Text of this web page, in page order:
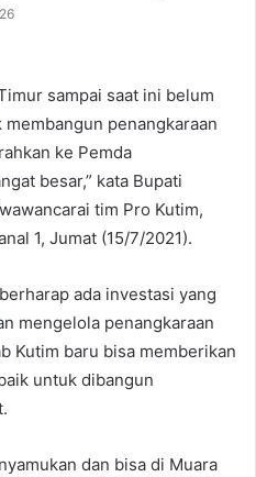
sampai saat ini belum
penangkaraan
ke Pemda
besar,” kata Bupati
tim Pro Kutim,
1, Jumat (15/7/2021).
ada investasi yang
mengelola penangkaraan
Kutim baru bisa memberikan
untuk dibangun
dan bisa di Muara